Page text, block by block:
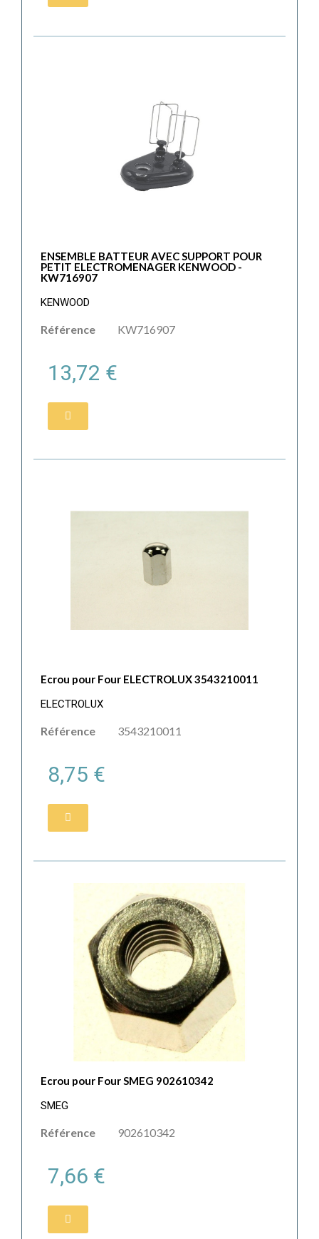
ENSEMBLE BATTEUR AVEC SUPPORT POUR
PETIT ELECTROMENAGER KENWOOD -
KW716907
KENWOOD
Référence KW716907
13,72 €
Ecrou pour Four ELECTROLUX 3543210011
ELECTROLUX
Référence 3543210011
8,75 €
Ecrou pour Four SMEG 902610342
SMEG
Référence 902610342
7,66 €